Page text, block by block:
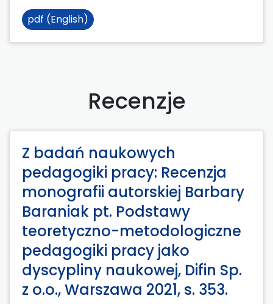
pdf (English)
Recenzje
Z badań naukowych
pedagogiki pracy: Recenzja
monografii autorskiej Barbary
Baraniak pt. Podstawy
teoretyczno-metodologiczne
pedagogiki pracy jako
dyscypliny naukowej, Difin Sp.
z o.o., Warszawa 2021, s. 353.